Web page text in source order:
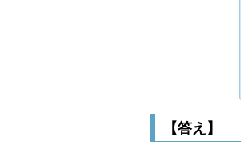
【答え】